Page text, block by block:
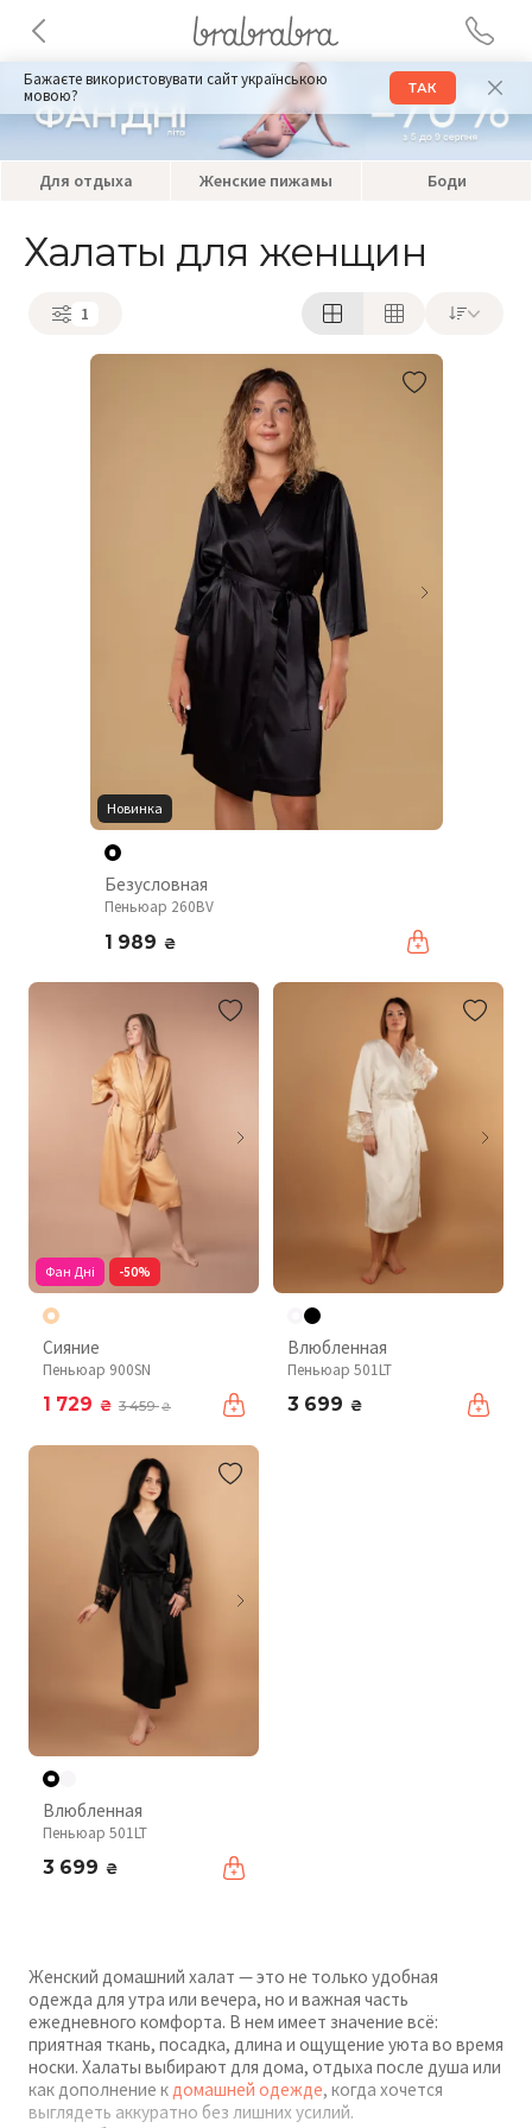
Бажаєте використовувати сайт українською
мовою?
ТАК
Для отдыха Женские пижамы Боди
Халаты для женщин
1
Новинка
Безусловная
Пеньюар 260BV
1 989 ₴
Фан Дні -50%
Сияние
Пеньюар 900SN
1 729 ₴ 3 459₴
Влюбленная
Пеньюар 501LT
3 699 ₴
Влюбленная
Пеньюар 501LT
3 699 ₴
Женский домашний халат — это не только удобная
одежда для утра или вечера, но и важная часть
ежедневного комфорта. В нем имеет значение всё:
приятная ткань, посадка, длина и ощущение уюта во время
носки. Халаты выбирают для дома, отдыха после душа или
как дополнение кдомашней одежде, когда хочется
выглядеть аккуратно без лишних усилий.